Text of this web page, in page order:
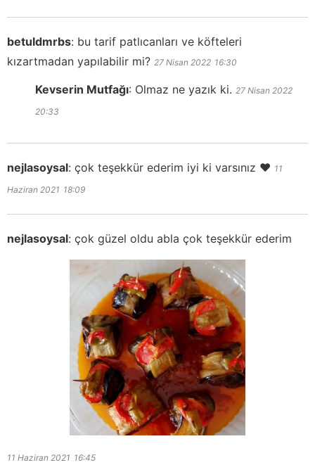
betuldmrbs: bu tarif patlıcanları ve köfteleri
kızartmadan yapılabilir mi? 27 Nisan 2022 16:30
Kevserin Mutfağı: Olmaz ne yazık ki. 27 Nisan 2022
20:33
nejlasoysal: çok teşekkür ederim iyi ki varsınız ❤️ 11
Haziran 2021 18:09
nejlasoysal: çok güzel oldu abla çok teşekkür ederim
11 Haziran 2021 16:45